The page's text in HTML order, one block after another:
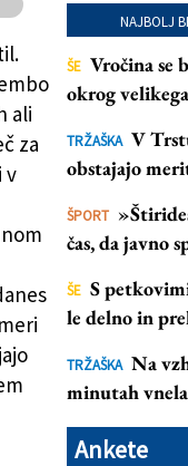
ali
za
v
NAJBOLJ
ŠE Vročina se
okrog
TRŽAŠKA V
obstajajo
ŠPORT
čas, da javno
ŠE S
le delno in
TRŽAŠKA Na
minutah
Ankete